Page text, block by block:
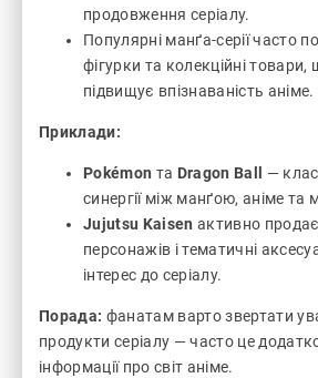
продовження серіалу.
Популярні манґа-серії часто
фігурки та колекційні
підвищує впізнаваність аніме.
Приклади:
Pokémon та Dragon Ball
—
синергії між манґою, аніме та
Jujutsu Kaisen активно
персонажів і тематичні
інтерес до серіалу.
Порада: фанатам варто звертати
продукти серіалу — часто це
інформації про світ аніме.